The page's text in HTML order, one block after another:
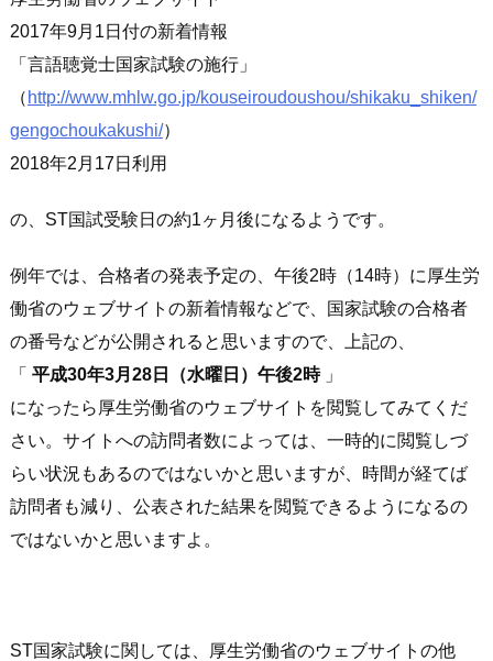
2017年9月1日付の新着情報
言語聴覚士国家試験の施行
（ http://www.mhlw.go.jp/kouseiroudoushou/shikaku_shiken/
gengochoukakushi/）
2018年2月17日利用
の、ST国試受験日の約1ヶ月後になるようです。
例年では、合格者の発表予定の、午後2時（14時）に厚生労
働省のウェブサイトの新着情報などで、国家試験の合格者
の番号などが公開されると思いますので、上記の、
「 平成30年3月28日（水曜日）午後2時」
になったら厚生労働省のウェブサイトを閲覧してみてくだ
さい。サイトへの訪問者数によっては、一時的に閲覧しづ
らい状況もあるのではないかと思いますが、時間が経てば
訪問者も減り、公表された結果を閲覧できるようになるの
ではないかと思いますよ。
ST国家試験に関しては、厚生労働省のウェブサイトの他